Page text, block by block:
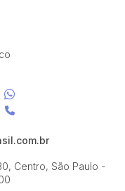
Centro, São Paulo -